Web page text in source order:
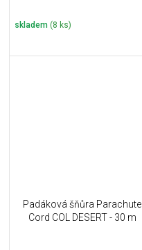
skladem (8 ks)
Padáková šňůra Parachute
Cord COL DESERT - 30 m